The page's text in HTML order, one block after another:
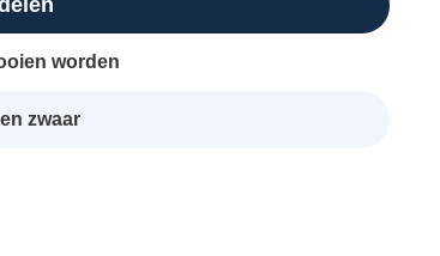
worden
zwaar